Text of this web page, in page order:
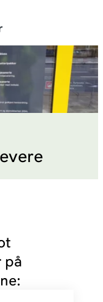
du IKKE levere
på